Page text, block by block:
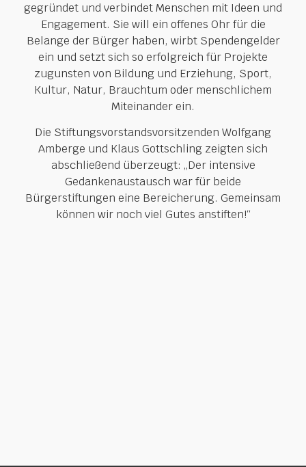
gegründet und verbindet Menschen mit Ideen und
Engagement. Sie will ein offenes Ohr für die
Belange der Bürger haben, wirbt Spendengelder
ein und setzt sich so erfolgreich für Projekte
zugunsten von Bildung und Erziehung, Sport,
Kultur, Natur, Brauchtum oder menschlichem
Miteinander ein.
Die Stiftungsvorstandsvorsitzenden Wolfgang
Amberge und Klaus Gottschling zeigten sich
abschließend überzeugt: „Der intensive
Gedankenaustausch war für beide
Bürgerstiftungen eine Bereicherung. Gemeinsam
können wir noch viel Gutes anstiften!“